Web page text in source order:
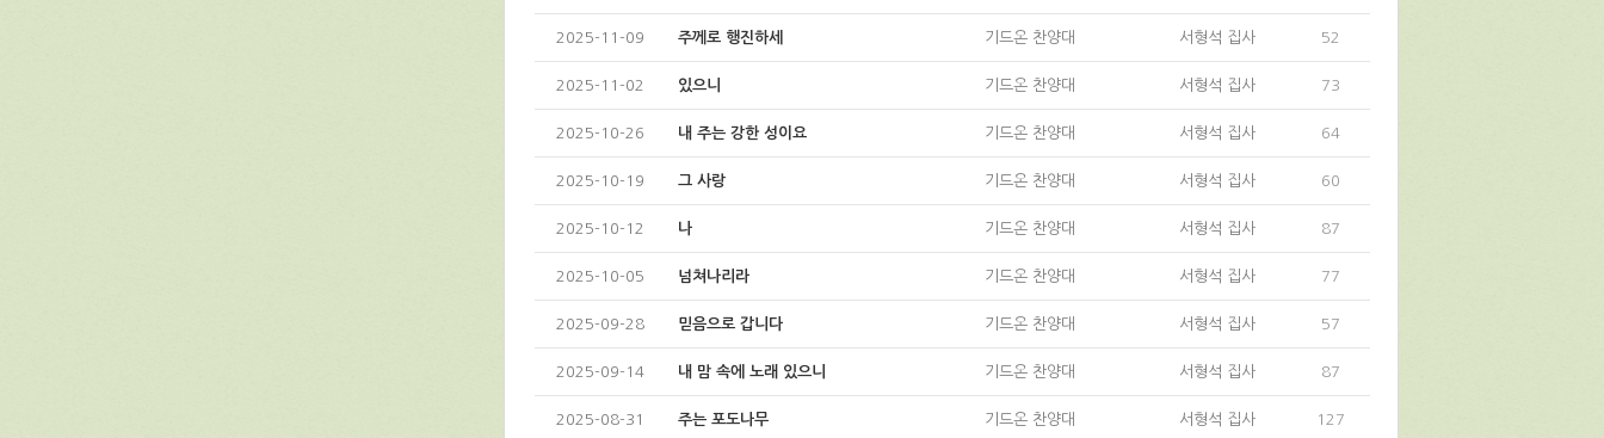
2025-11-09 주께로 행진하세 기드온 찬양대 서형석 집사 52
2025-11-02 있으니 기드온 찬양대 서형석 집사 73
2025-10-26 내 주는 강한 성이요 기드온 찬양대 서형석 집사 64
2025-10-19 그 사랑 기드온 찬양대 서형석 집사 60
2025-10-12 나 기드온 찬양대 서형석 집사 87
2025-10-05 넘쳐나리라 기드온 찬양대 서형석 집사 77
2025-09-28 믿음으로 갑니다 기드온 찬양대 서형석 집사 57
2025-09-14 내 맘 속에 노래 있으니 기드온 찬양대 서형석 집사 87
2025-08-31 주는 포도나무 기드온 찬양대 서형석 집사 127